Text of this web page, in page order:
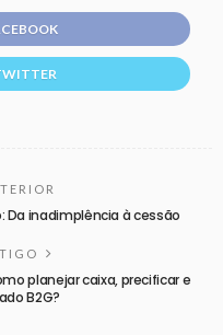
Da inadimplência à cessão
planejar caixa, precificar e
B2G?